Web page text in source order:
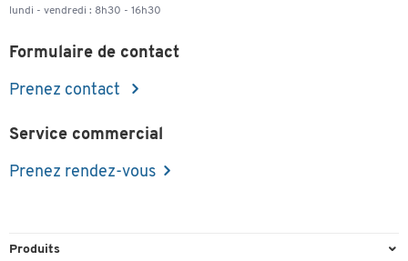
lundi - vendredi : 8h30 - 16h30
Formulaire de contact
Prenez contact
Service commercial
Prenez rendez-vous
Produits